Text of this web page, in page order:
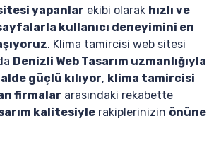
yapanlar ekibi olarak hızlı ve
kullanıcı deneyimini en
. Klima tamircisi web sitesi
Denizli Web Tasarım uzmanlığıyla
güçlü kılıyor, klima tamircisi
firmalar arasındaki rekabette
kalitesiyle rakiplerinizin önüne